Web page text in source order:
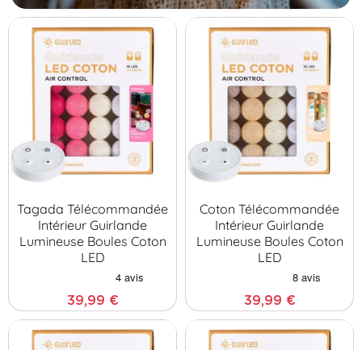
Tagada Télécommandée
Intérieur Guirlande
Lumineuse Boules Coton
LED
39,99 €
Coton Télécommandée
Intérieur Guirlande
Lumineuse Boules Coton
LED
39,99 €